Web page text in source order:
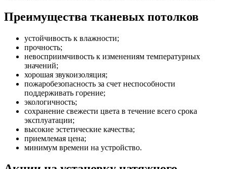
Преимущества тканевых потолков
устойчивость к влажности;
прочность;
невосприимчивость к изменениям температурных
значений;
хорошая звукоизоляция;
пожаробезопасность за счет неспособности
поддерживать горение;
экологичность;
сохранение свежести цвета в течение всего срока
эксплуатации;
высокие эстетические качества;
приемлемая цена;
минимум времени на устройство.